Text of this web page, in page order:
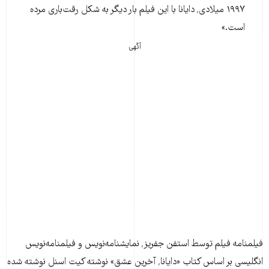
۱۹۹۷ میلادی٬ دایانا با این فیلم بار دیگر به شکل رقت‌باری مرده
است.»
آگهی
فیلمنامه فیلم توسط استفن جفریز٬ نمایشنامه‌نویس و فیلمنامه‌نویس
انگلیسی بر اساس کتاب «دایانا٬ آخرین عشق» نوشته کیت اسنل نوشته شده